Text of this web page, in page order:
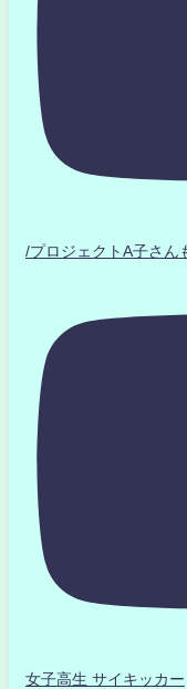
/プロジェクトA子さ
女子高生 サイキッカー